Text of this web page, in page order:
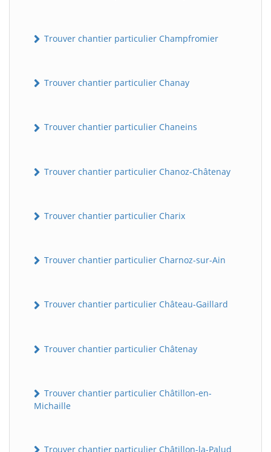
Trouver chantier particulier Champfromier
Trouver chantier particulier Chanay
Trouver chantier particulier Chaneins
Trouver chantier particulier Chanoz-Châtenay
Trouver chantier particulier Charix
Trouver chantier particulier Charnoz-sur-Ain
Trouver chantier particulier Château-Gaillard
Trouver chantier particulier Châtenay
Trouver chantier particulier Châtillon-en-
Michaille
Trouver chantier particulier Châtillon-la-Palud